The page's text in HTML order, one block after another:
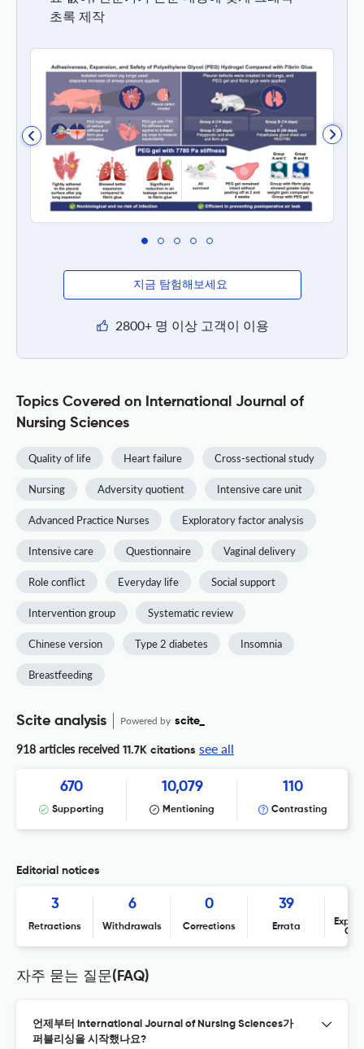
초록 제작
지금 탐험해보세요
2800+ 명 이상 고객이 이용
Topics Covered on International Journal of
Nursing Sciences
Quality of life Heart failure Cross-sectional study
Nursing Adversity quotient Intensive care unit
Advanced Practice Nurses Exploratory factor analysis
Intensive care Questionnaire Vaginal delivery
Role conflict Everyday life Social support
Intervention group Systematic review
Chinese version Type 2 diabetes Insomnia
Breastfeeding
Scite analysis Powered by scite_
918 articles received 11.7K citations see all
670
Supporting
10,079
Mentioning
110
Contrasting
Editorial notices
3
Retractions
6
Withdrawals
0
Corrections
39
Errata
자주 묻는 질문(FAQ)
언제부터 International Journal of Nursing Sciences가
퍼블리싱을 시작했나요?